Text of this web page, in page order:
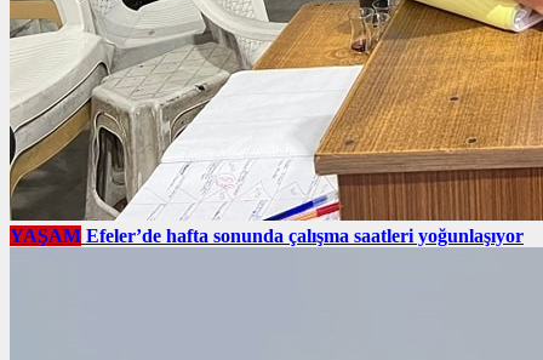
YAŞAM Efeler’de hafta sonunda çalışma saatleri yoğunlaşıyor